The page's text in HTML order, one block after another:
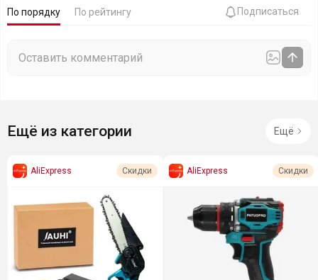
По порядку По рейтингу Подписаться
Ещё из категории Ещё
AliExpress Скидки AliExpress Скидки